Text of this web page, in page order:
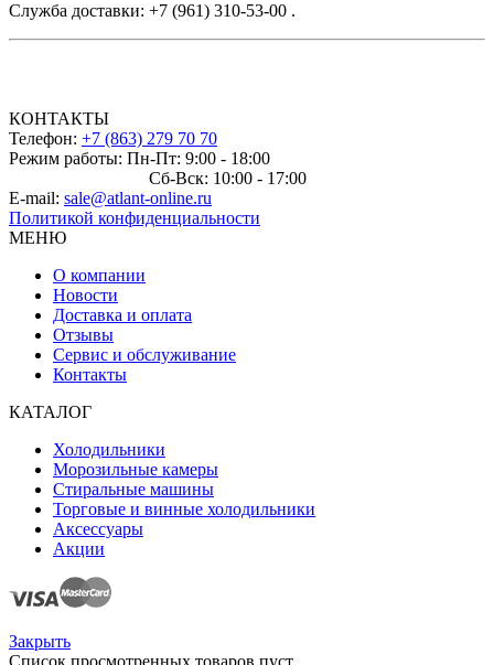
Служба доставки: +7 (961) 310-53-00 .
КОНТАКТЫ
Телефон: +7 (863) 279 70 70
Режим работы: Пн-Пт: 9:00 - 18:00
Сб-Вск: 10:00 - 17:00
E-mail: sale@atlant-online.ru
Политикой конфиденциальности
МЕНЮ
О компании
Новости
Доставка и оплата
Отзывы
Сервис и обслуживание
Контакты
КАТАЛОГ
Холодильники
Морозильные камеры
Стиральные машины
Торговые и винные холодильники
Аксессуары
Акции
Закрыть